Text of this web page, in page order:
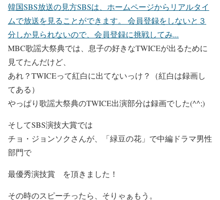
韓国SBS放送の見方SBSは、ホームページからリアルタイ
ムで放送を見ることができます。 会員登録をしないと３
分しか見られないので、会員登録に挑戦してみ...
MBC歌謡大祭典では、息子の好きなTWICEが出るために
見てたんだけど、
あれ？TWICEって紅白に出てないっけ？（紅白は録画し
てある）
やっぱり歌謡大祭典のTWICE出演部分は録画でした(^^;)
そしてSBS演技大賞では
チョ・ジョンソクさんが、「緑豆の花」で中編ドラマ男性
部門で
最優秀演技賞 を頂きました！
その時のスピーチったら、そりゃぁもう。